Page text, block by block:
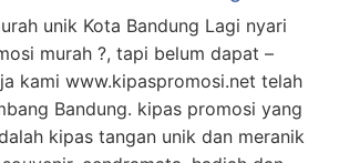
unik Kota Bandung Lagi nyari
murah ?, tapi belum dapat –
kami www.kipaspromosi.net telah
Bandung. kipas promosi yang
kipas tangan unik dan meranik